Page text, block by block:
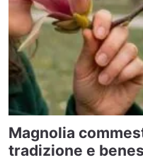
Magnolia
tradizione e